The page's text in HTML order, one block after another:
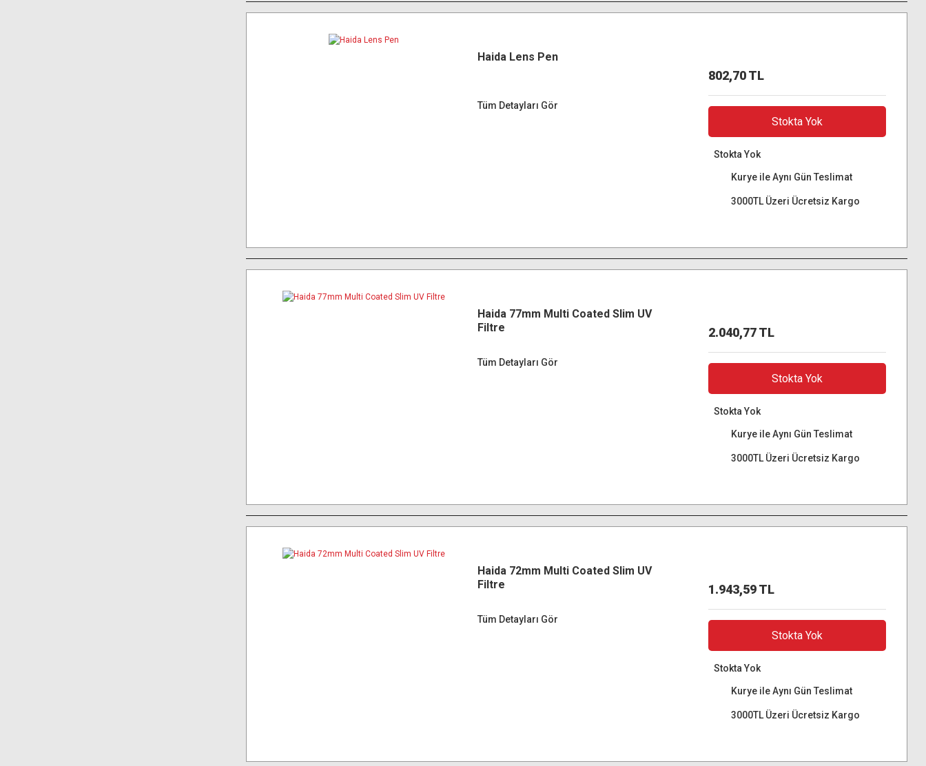
Haida Lens Pen
Tüm Detayları Gör
802,70 TL
Stokta Yok
Stokta Yok
Kurye ile Aynı Gün Teslimat
3000TL Üzeri Ücretsiz Kargo
Haida 77mm Multi Coated Slim UV
Filtre
Tüm Detayları Gör
2.040,77 TL
Stokta Yok
Stokta Yok
Kurye ile Aynı Gün Teslimat
3000TL Üzeri Ücretsiz Kargo
Haida 72mm Multi Coated Slim UV
Filtre
Tüm Detayları Gör
1.943,59 TL
Stokta Yok
Stokta Yok
Kurye ile Aynı Gün Teslimat
3000TL Üzeri Ücretsiz Kargo